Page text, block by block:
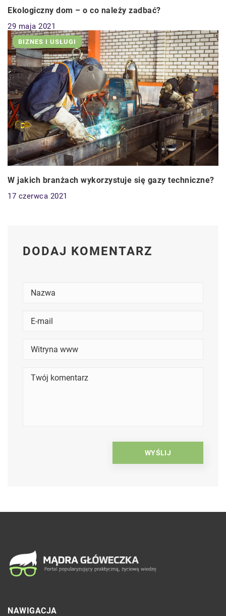
Ekologiczny dom – o co należy zadbać?
29 maja 2021
BIZNES I USŁUGI
W jakich branżach wykorzystuje się gazy techniczne?
17 czerwca 2021
DODAJ KOMENTARZ
NAWIGACJA